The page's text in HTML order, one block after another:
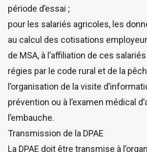
période d’essai ;
pour les salariés agricoles, les
au calcul des cotisations
de MSA, à l’affiliation de ces
régies par le code rural et de la
l’organisation de la visite
prévention ou à l’examen médical
l’embauche.
Transmission de la DPAE
La DPAE doit être transmise à